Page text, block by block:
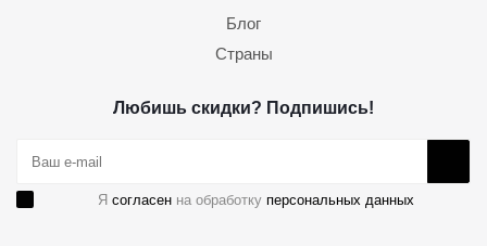
Блог
Страны
Любишь скидки? Подпишись!
Я согласен на обработку персональных данных